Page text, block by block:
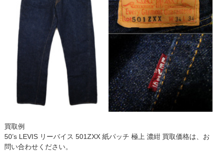
買取例
50’s LEVIS リーバイス 501ZXX 紙パッチ 極上 濃紺 買取価格は、お
問い合わせください。